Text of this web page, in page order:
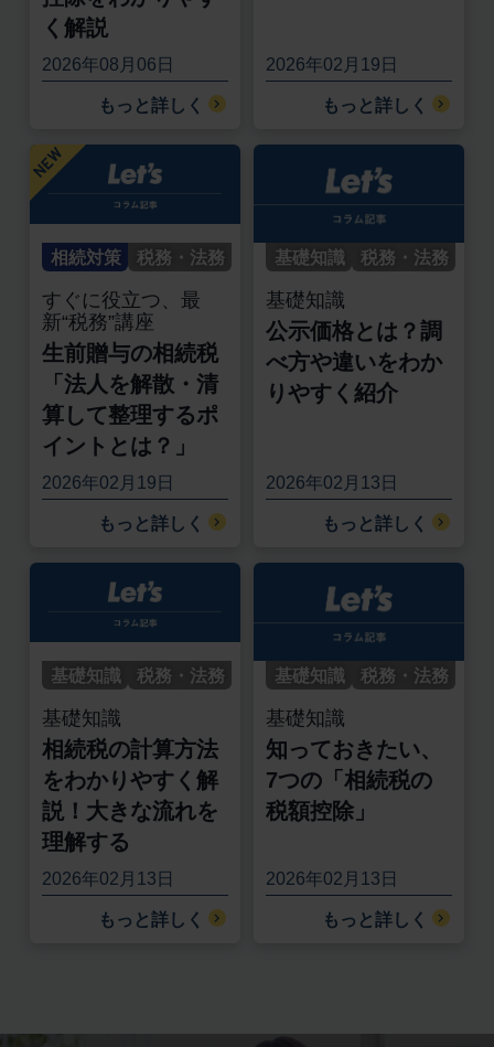
く解説
2026年08月06日
もっと詳しく
2026年02月19日
もっと詳しく
相続対策 税務・法務
すぐに役立つ、最
新“税務”講座
生前贈与の相続税
「法人を解散・清
算して整理するポ
イントとは？」
2026年02月19日
もっと詳しく
基礎知識 税務・法務
基礎知識
公示価格とは？調
べ方や違いをわか
りやすく紹介
2026年02月13日
もっと詳しく
基礎知識 税務・法務
基礎知識
相続税の計算方法
をわかりやすく解
説！大きな流れを
理解する
2026年02月13日
もっと詳しく
基礎知識 税務・法務
基礎知識
知っておきたい、
7つの「相続税の
税額控除」
2026年02月13日
もっと詳しく